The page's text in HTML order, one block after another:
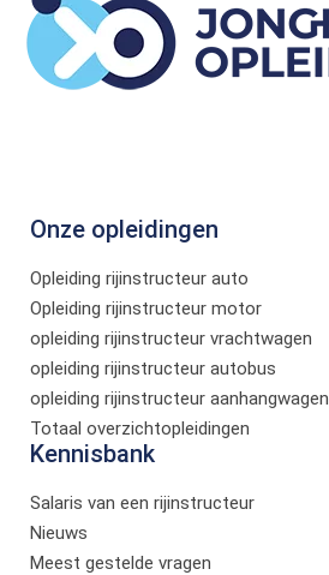
Onze opleidingen
Opleiding rijinstructeur auto
Opleiding rijinstructeur motor
opleiding rijinstructeur vrachtwagen
opleiding rijinstructeur autobus
opleiding rijinstructeur aanhangwagen
Totaal overzichtopleidingen
Kennisbank
Salaris van een rijinstructeur
Nieuws
Meest gestelde vragen